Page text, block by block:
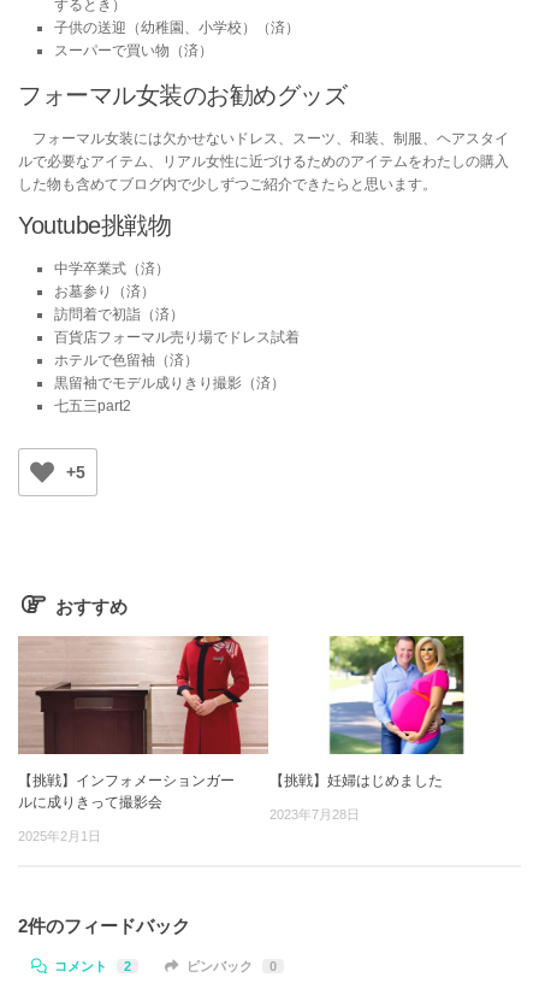
するとき）
子供の送迎（幼稚園、小学校）（済）
スーパーで買い物（済）
フォーマル女装のお勧めグッズ
フォーマル女装には欠かせないドレス、スーツ、和装、制服、ヘアスタイ
ルで必要なアイテム、リアル女性に近づけるためのアイテムをわたしの購入
した物も含めてブログ内で少しずつご紹介できたらと思います。
Youtube挑戦物
中学卒業式（済）
お墓参り（済）
訪問着で初詣（済）
百貨店フォーマル売り場でドレス試着
ホテルで色留袖（済）
黒留袖でモデル成りきり撮影（済）
七五三part2
+5
おすすめ
【挑戦】インフォメーションガー
ルに成りきって撮影会
2025年2月1日
【挑戦】妊婦はじめました
2023年7月28日
2件のフィードバック
コメント 2 ピンバック 0